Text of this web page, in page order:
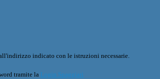
indicato con le istruzioni necessarie.
tramite la Login Spaggiari